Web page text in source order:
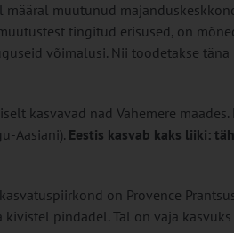
muutunud
tingitud erisused, on
võimalusi. Nii toodetakse
kasvavad nad Vahemere
Aasiani). Eestis kasvab kaks liiki:
on Provence
pindadel. Tal on vaja